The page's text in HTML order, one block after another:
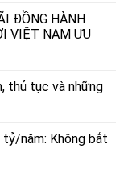
ĐỒNG HÀNH
VIỆT NAM ƯU
thủ tục và những
tỷ/năm: Không bắt